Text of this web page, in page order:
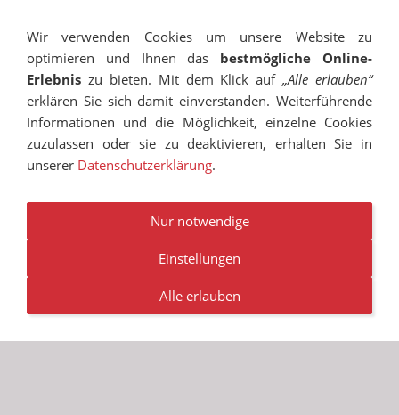
COOKIES
TRANSPARENZ
BESCHWERDEMANAGEMENT
NEWSLETTER STELLENANGEBOTE
© RUDOLF-HILDEBRAND-SCHULE MARKKLEEBERG 2001 -
2026
Wir verwenden Cookies um unsere Website zu
optimieren und Ihnen das bestmögliche Online-
Erlebnis zu bieten. Mit dem Klick auf„Alle erlauben“
erklären Sie sich damit einverstanden. Weiterführende
Informationen und die Möglichkeit, einzelne Cookies
zuzulassen oder sie zu deaktivieren, erhalten Sie in
unserer Datenschutzerklärung.
Nur notwendige
Einstellungen
Alle erlauben